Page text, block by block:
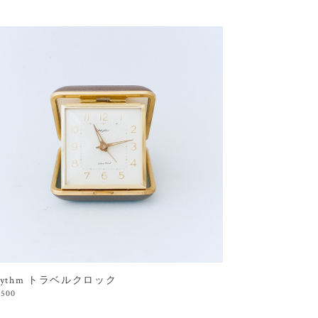
トラベルクロック